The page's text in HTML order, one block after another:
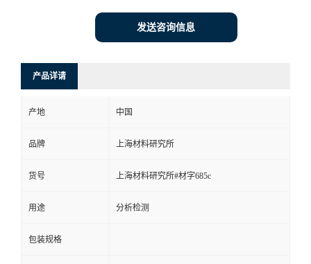
发送咨询信息
产品详请
产地 中国
品牌 上海材料研究所
货号 上海材料研究所#材字685c
用途 分析检测
包装规格